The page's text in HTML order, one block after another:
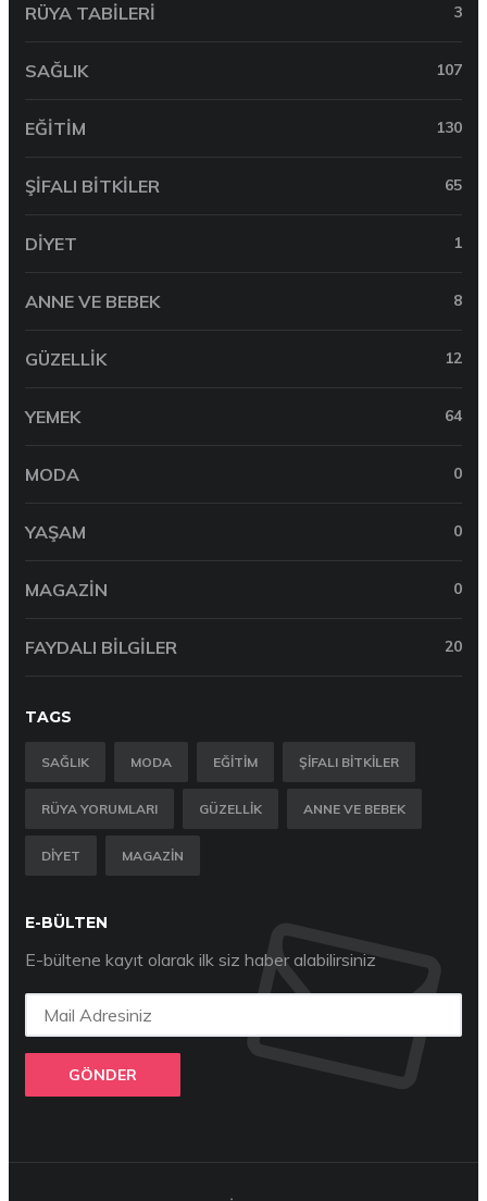
RÜYA TABILERI 3
SAĞLIK 107
EĞITIM 130
ŞIFALI BITKILER 65
DIYET 1
ANNE VE BEBEK 8
GÜZELLIK 12
YEMEK 64
MODA 0
YAŞAM 0
MAGAZIN 0
FAYDALI BILGILER 20
TAGS
SAĞLIK MODA EĞITIM ŞIFALI BITKILER
RÜYA YORUMLARI GÜZELLIK ANNE VE BEBEK
DIYET MAGAZIN
E-BÜLTEN
E-bültene kayıt olarak ilk siz haber alabilirsiniz
GÖNDER